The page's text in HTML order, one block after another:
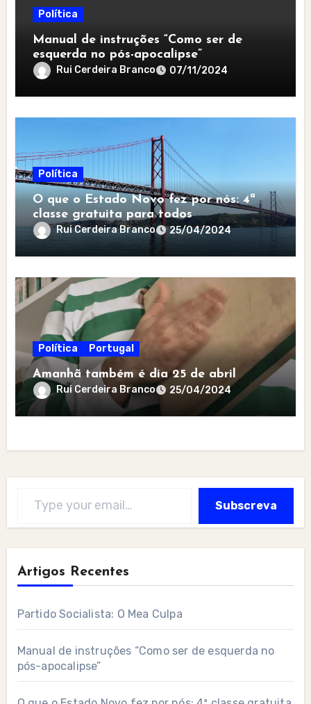
Política
Manual de instruções “Como ser de
esquerda no pós-apocalipse”
Rui Cerdeira Branco 07/11/2024
Política
O que o Estado Novo fez por nós: 4ª
classe gratuita para todos
Rui Cerdeira Branco 25/04/2024
Política Portugal
Amanhã também é dia 25 de abril
Rui Cerdeira Branco 25/04/2024
Subscreva
Artigos Recentes
Partido Socialista: O Mea Culpa
Manual de instruções “Como ser de esquerda no
pós-apocalipse”